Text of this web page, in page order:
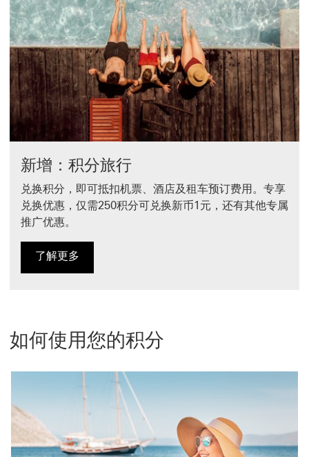
新增：积分旅行
兑换积分，即可抵扣机票、酒店及租车预订费用。专享
兑换优惠，仅需250积分可兑换新币1元，还有其他专属
推广优惠。
了解更多
如何使用您的积分